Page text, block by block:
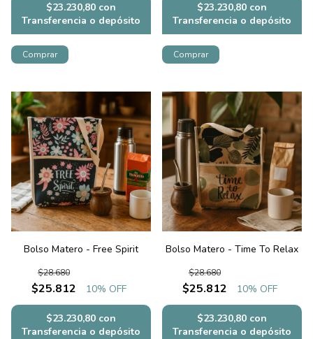
$23.230,80 con
Transferencia o depósito
$23.230,80 con
Transferencia o depósito
Bolso Matero - Free Spirit
$25.812
$28.680
10% OFF
$23.230,80 con
Transferencia o depósito
Bolso Matero - Time To Relax
$25.812
$28.680
10% OFF
$23.230,80 con
Transferencia o depósito